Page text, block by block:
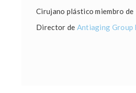
Cirujano plástico miembro de
Director de Antiaging Group